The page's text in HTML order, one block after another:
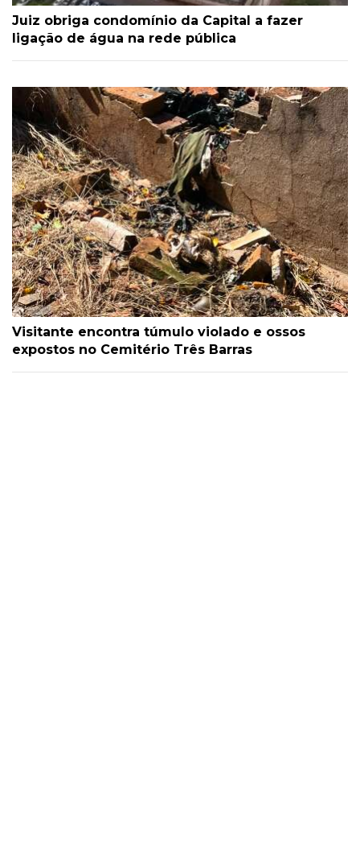
Juiz obriga condomínio da Capital a fazer
ligação de água na rede pública
Visitante encontra túmulo violado e ossos
expostos no Cemitério Três Barras